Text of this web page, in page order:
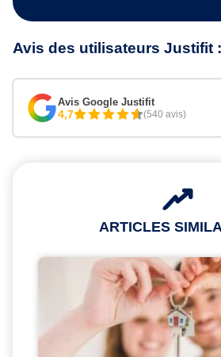
Avis des utilisateurs Justifit :
Avis Google Justifit
4,7 (540 avis)
ARTICLES